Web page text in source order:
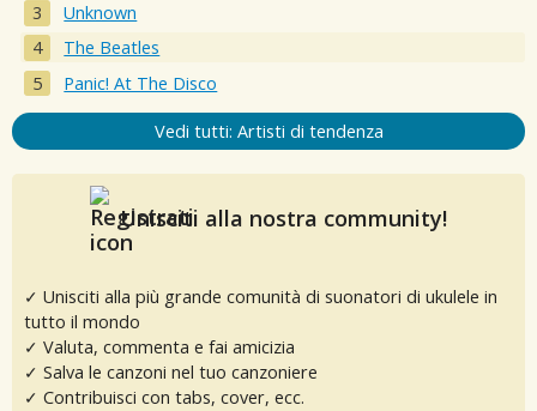
Unknown
The Beatles
Panic! At The Disco
Vedi tutti: Artisti di tendenza
Unisciti alla nostra community!
✓ Unisciti alla più grande comunità di suonatori di ukulele in
tutto il mondo
✓ Valuta, commenta e fai amicizia
✓ Salva le canzoni nel tuo canzoniere
✓ Contribuisci con tabs, cover, ecc.